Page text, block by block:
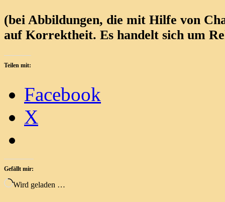
(bei Abbildungen, die mit Hilfe von
auf Korrektheit. Es handelt sich um
Teilen mit:
Facebook
X
Gefällt mir:
Wird geladen …